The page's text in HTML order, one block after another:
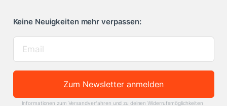
Keine Neuigkeiten mehr verpassen:
Zum Newsletter anmelden
Informationen zum Versandverfahren und zu deinen Widerrufsmöglichkeiten